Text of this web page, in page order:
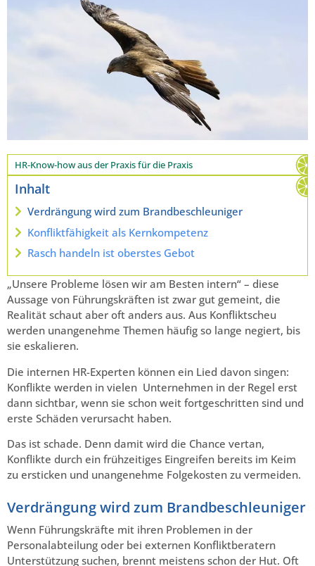
HR-Know-how aus der Praxis für die Praxis
Inhalt
Verdrängung wird zum Brandbeschleuniger
Konfliktfähigkeit als Kernkompetenz
Rasch handeln ist oberstes Gebot
„Unsere Probleme lösen wir am Besten intern“ – diese
Aussage von Führungskräften ist zwar gut gemeint, die
Realität schaut aber oft anders aus. Aus Konfliktscheu
werden unangenehme Themen häufig so lange negiert, bis
sie eskalieren.
Die internen HR-Experten können ein Lied davon singen:
Konflikte werden in vielen Unternehmen in der Regel erst
dann sichtbar, wenn sie schon weit fortgeschritten sind und
erste Schäden verursacht haben.
Das ist schade. Denn damit wird die Chance vertan,
Konflikte durch ein frühzeitiges Eingreifen bereits im Keim
zu ersticken und unangenehme Folgekosten zu vermeiden.
Verdrängung wird zum Brandbeschleuniger
Wenn Führungskräfte mit ihren Problemen in der
Personalabteilung oder bei externen Konfliktberatern
Unterstützung suchen, brennt meistens schon der Hut. Oft